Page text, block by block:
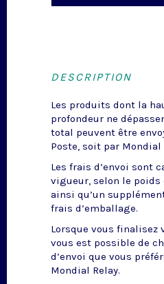
DESCRIPTION
Les produits dont la
profondeur ne
total peuvent être
Poste, soit par Mondial
Les frais d’envoi sont
vigueur, selon le
ainsi qu’un
frais d’emballage.
Lorsque vous finalisez
vous est possible de
d’envoi que vous
Mondial Relay.